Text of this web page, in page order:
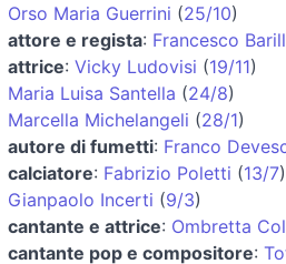
Orso Maria Guerrini (25/10)
attore e regista: Francesco
attrice: Vicky Ludovisi (19/11)
Maria Luisa Santella (24/8)
Marcella Michelangeli (28/1)
autore di fumetti: Franco
calciatore: Fabrizio Poletti (13/7)
Gianpaolo Incerti (9/3)
cantante e attrice: Ombretta
cantante pop e compositore: